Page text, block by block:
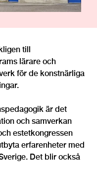
till
lärare och
för de konstnärliga
är det
och samverkan
estetkongressen
erfarenheter med
Det blir också